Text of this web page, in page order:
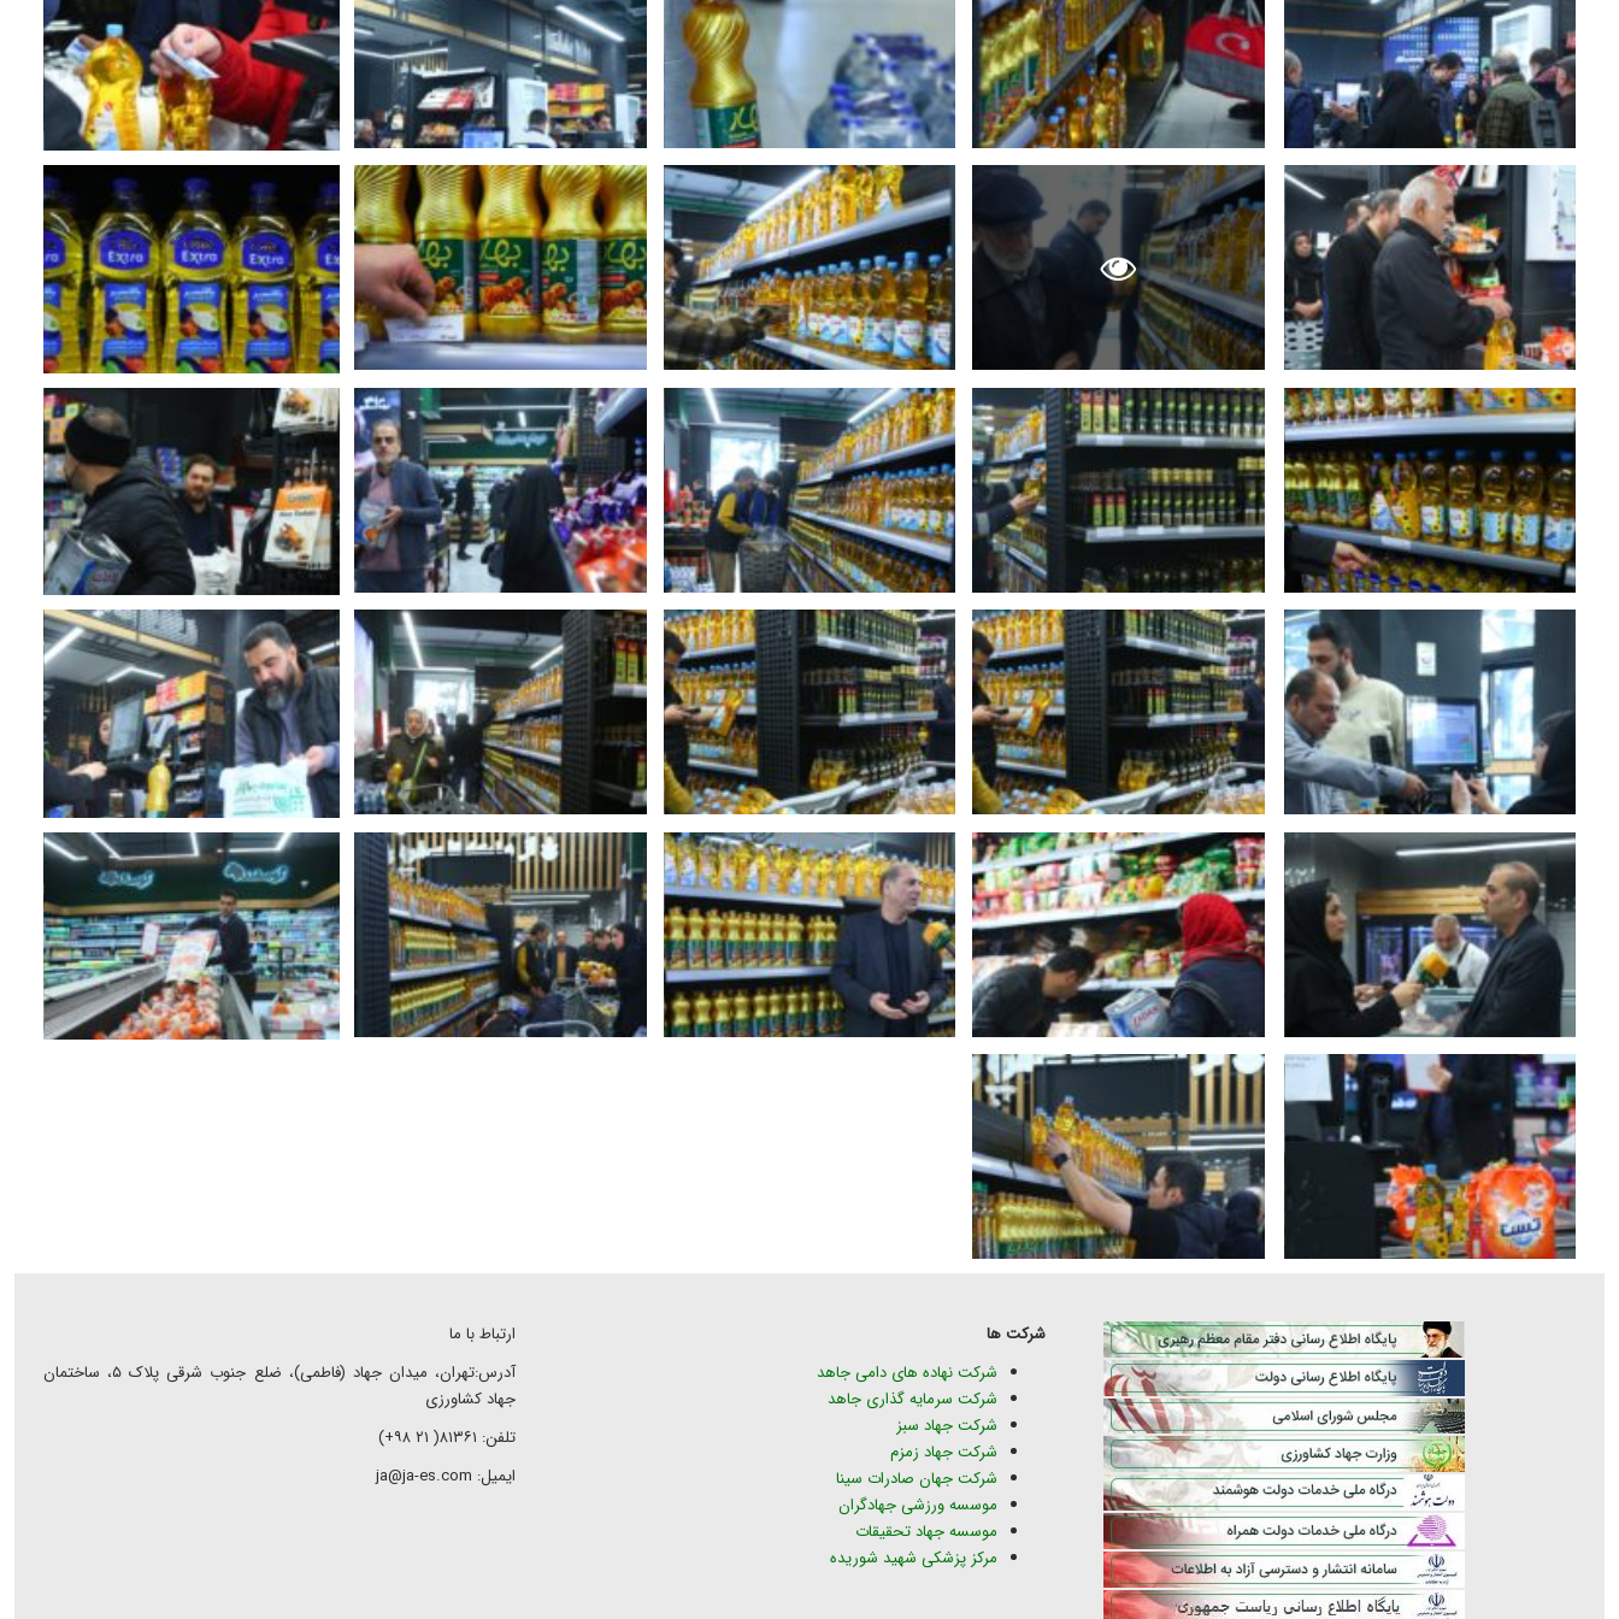
شرکت ها
شرکت نهاده های دامی جاهد
شرکت سرمایه گذاری جاهد
شرکت جهاد سبز
شرکت جهاد زمزم
شرکت جهان صادرات سینا
موسسه ورزشی جهادگران
موسسه جهاد تحقیقات
مرکز پزشکی شهید شوریده
ارتباط با ما
آدرس:تهران، میدان جهاد (فاطمی)، ضلع جنوب شرقی پلاک ۵، ساختمان
جهاد کشاورزی
تلفن: ۸۱۳۶۱( ۲۱ ۹۸+)
ایمیل: ja@ja-es.com